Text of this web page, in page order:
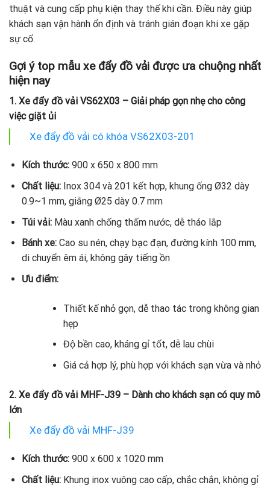
thuật và cung cấp phụ kiện thay thế khi cần. Điều này giúp
khách sạn vận hành ổn định và tránh gián đoạn khi xe gặp
sự cố.
Gợi ý top mẫu xe đẩy đồ vải được ưa chuộng nhất
hiện nay
1. Xe đẩy đồ vải VS62X03 – Giải pháp gọn nhẹ cho công
việc giặt ủi
Xe đẩy đồ vải có khóa VS62X03-201
Kích thước:900 x 650 x 800 mm
Chất liệu:Inox 304 và 201 kết hợp, khung ống Ø32 dày
0.9~1 mm, giằng Ø25 dày 0.7 mm
Túi vải:Màu xanh chống thấm nước, dễ tháo lắp
Bánh xe:Cao su nén, chạy bạc đạn, đường kính 100 mm,
di chuyển êm ái, không gây tiếng ồn
Ưu điểm:
Thiết kế nhỏ gọn, dễ thao tác trong không gian
hẹp
Độ bền cao, kháng gỉ tốt, dễ lau chùi
Giá cả hợp lý, phù hợp với khách sạn vừa và nhỏ
2. Xe đẩy đồ vải MHF-J39 – Dành cho khách sạn có quy mô
lớn
Xe đẩy đồ vải MHF-J39
Kích thước:900 x 600 x 1020 mm
Chất liệu:Khung inox vuông cao cấp, chắc chắn, không gỉ